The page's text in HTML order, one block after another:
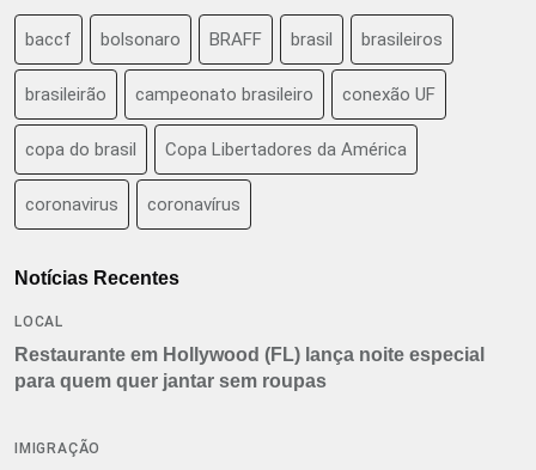
baccf bolsonaro BRAFF brasil brasileiros
brasileirão campeonato brasileiro conexão UF
copa do brasil Copa Libertadores da América
coronavirus coronavírus
Notícias Recentes
LOCAL
Restaurante em Hollywood (FL) lança noite especial
para quem quer jantar sem roupas
IMIGRAÇÃO